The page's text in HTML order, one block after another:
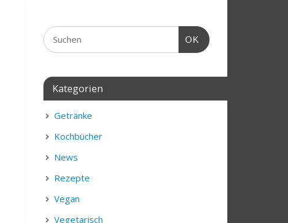
OK
Kategorien
Getränke
Kochbücher
News
Rezepte
Vegan
Vegetarisch